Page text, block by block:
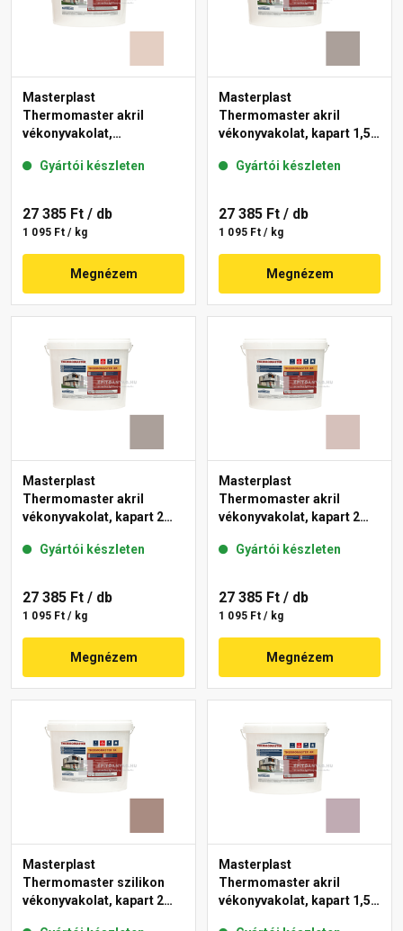
Masterplast
Thermomaster akril
vékonyvakolat,
44-E 25 kg
Gyártói készleten
27 385 Ft / db
1 095 Ft / kg
Megnézem
Masterplast
Thermomaster akril
vékonyvakolat, kapart 1,5
Gyártói készleten
27 385 Ft / db
1 095 Ft / kg
Megnézem
Masterplast
Thermomaster akril
vékonyvakolat, kapart 2
Gyártói készleten
27 385 Ft / db
1 095 Ft / kg
Megnézem
Masterplast
Thermomaster akril
vékonyvakolat, kapart 2
Gyártói készleten
27 385 Ft / db
1 095 Ft / kg
Megnézem
Masterplast
Thermomaster szilikon
vékonyvakolat, kapart 2
Masterplast
Thermomaster akril
vékonyvakolat, kapart 1,5